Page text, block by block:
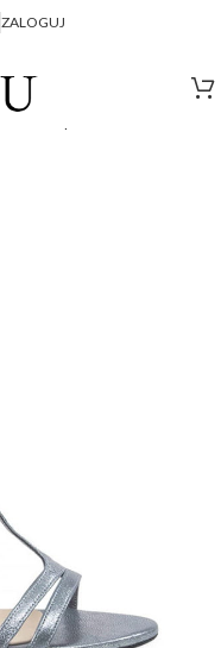
ZALOGUJ
Damskie